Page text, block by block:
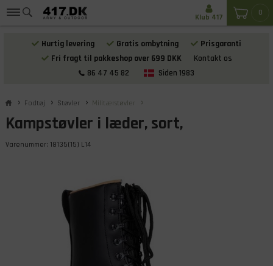
Hurtig levering Gratis ombytning
Prisgaranti
Fri fragt til pakkeshop over 699 DKK
Kontakt os
86 47 45 82
Siden 1983
0
Klub 417
Fodtøj Støvler Militærstøvler
Kampstøvler i læder, sort,
Varenummer: 18135(15) L14